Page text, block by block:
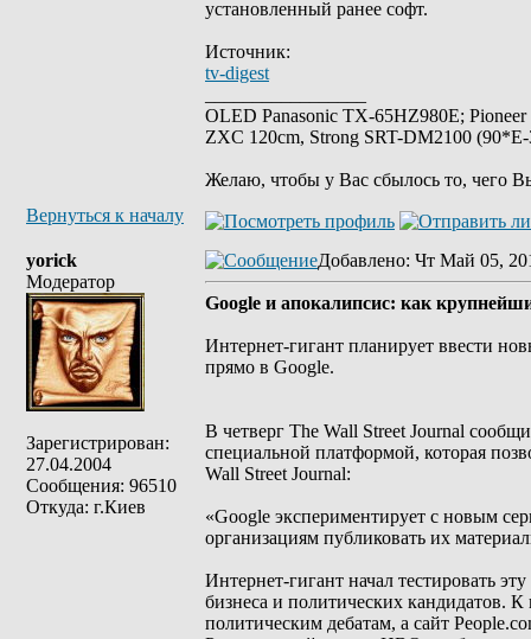
установленный ранее софт.
Источник:
tv-digest
OLED Panasonic TX-65HZ980E;
ZXC 120cm, Strong SRT-DM2100
Желаю, чтобы у Вас сбылось то, чего
Вернуться к началу
yorick
Модератор
Зарегистрирован:
27.04.2004
Сообщения: 96510
Откуда: г.Киев
Добавлено: Чт Май 05,
Google и апокалипсис: как
Интернет-гигант планирует ввести
прямо в Google.
В четверг The Wall Street Journal
специальной платформой, которая
Wall Street Journal:
«Google экспериментирует с новым
организациям публиковать их
Интернет-гигант начал тестировать
бизнеса и политических кандидатов.
политическим дебатам, а сайт